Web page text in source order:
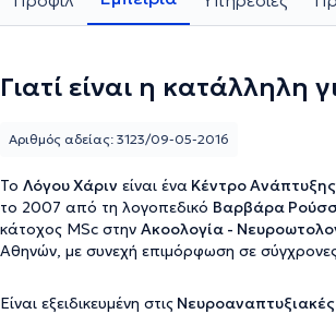
Γιατί είναι η κατάλληλη
Το Λόγου Χάριν είναι ένα Κέντρο
το 2007 από τη λογοπεδικό Βαρβάρα
κάτοχος MSc στην Ακοολογία -
Αθηνών, με συνεχή επιμόρφωση σε
Είναι εξειδικευμένη στις
Αριθμός αδείας: 3123/09-05-2016